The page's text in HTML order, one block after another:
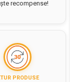
recompense!
PRODUSE